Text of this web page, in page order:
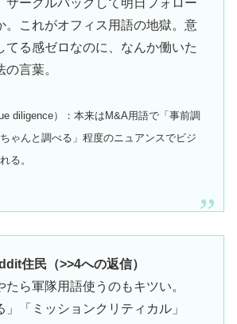
サークルバックして明日フォロー
。これがオフィス用語の地獄。意
てる感ゼロなのに、なんか働いた
言葉。
diligence）：本来はM&A用語で「事前調
ゃんと調べる」程度のニュアンスでビジ
る。
住民（>>4への返信）
たら軍隊用語使うのもキツい。
」「ミッションクリティカル」